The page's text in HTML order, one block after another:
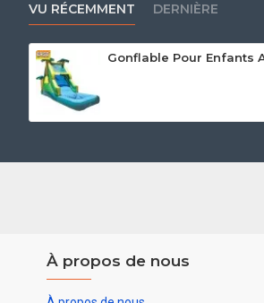
VU RÉCEMMENT DERNIÈRE
À propos de nous